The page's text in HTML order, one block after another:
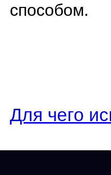
способом.
Для чего